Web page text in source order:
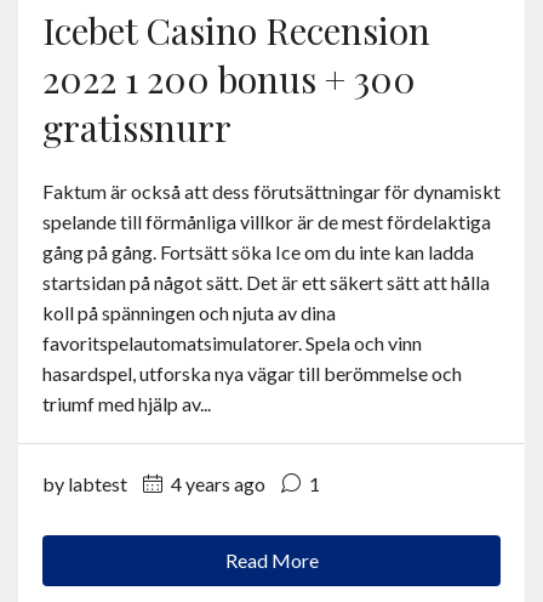
Services
Charity
English
Icebet Casino Recension
2022 1 200 bonus + 300
gratissnurr
Faktum är också att dess förutsättningar för dynamiskt
spelande till förmånliga villkor är de mest fördelaktiga
gång på gång. Fortsätt söka Ice om du inte kan ladda
startsidan på något sätt. Det är ett säkert sätt att hålla
koll på spänningen och njuta av dina
favoritspelautomatsimulatorer. Spela och vinn
hasardspel, utforska nya vägar till berömmelse och
triumf med hjälp av...
by labtest 4 years ago 1
Read More